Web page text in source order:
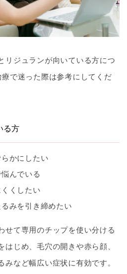
リジュランが向いている方につ
で迷った際は参考にしてくだ
る方
かにしたい
んでいる
くしたい
みを引き締めたい
せて専用のチップを使い分ける
はじめ、毛穴の開きや赤ら顔、
みなど幅広い症状に有効です。